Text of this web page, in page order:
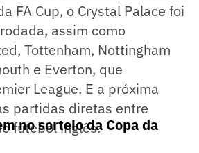
FA Cup, o Crystal Palace foi
assim como
Tottenham, Nottingham
e Everton, que
League. E a próxima
partidas diretas entre
futebol inglês.
no sorteio da Copa da